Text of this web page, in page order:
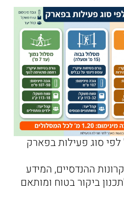
ההנדסיים, המידע
ביקור בטוח ומותאם